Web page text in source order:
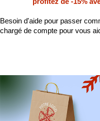
Besoin d'aide pour passer
chargé de compte pour vous